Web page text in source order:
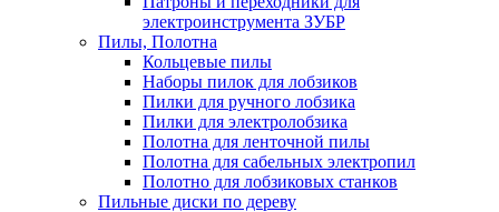
электроинструмента ЗУБР
Пилы, Полотна
Кольцевые пилы
Наборы пилок для лобзиков
Пилки для ручного лобзика
Пилки для электролобзика
Полотна для ленточной пилы
Полотна для сабельных электропил
Полотно для лобзиковых станков
Пильные диски по дереву